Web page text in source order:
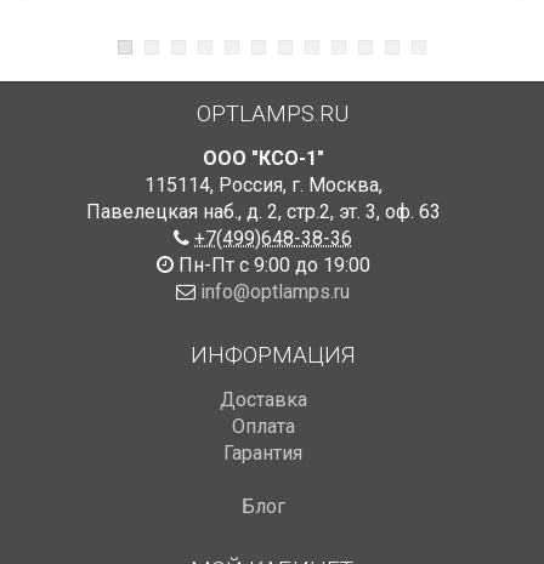
OPTLAMPS.RU
ООО "КСО-1"
115114, Россия, г. Москва,
Павелецкая наб., д. 2, стр.2, эт. 3, оф. 63
+7(499)648-38-36
Пн-Пт с 9:00 до 19:00
info@optlamps.ru
ИНФОРМАЦИЯ
Доставка
Оплата
Гарантия
Блог